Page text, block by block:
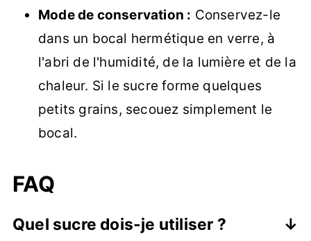
Mode de conservation : Conservez-le
dans un bocal hermétique en verre, à
l'abri de l'humidité, de la lumière et de la
chaleur. Si le sucre forme quelques
petits grains, secouez simplement le
bocal.
FAQ
Quel sucre dois-je utiliser ?